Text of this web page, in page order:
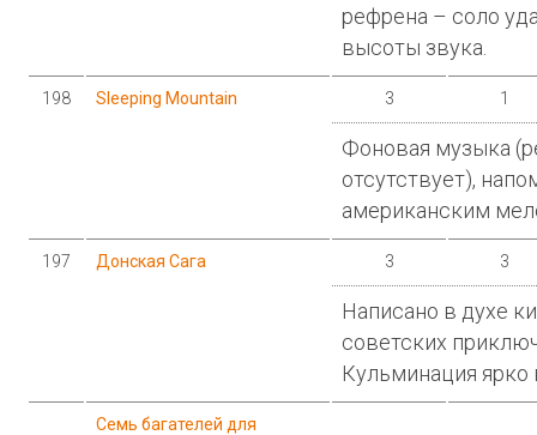
рефрена – соло
высоты звука.
198 Sleeping Mountain 3 1
Фоновая музыка
отсутствует),
американским
197 Донская Сага 3 3
Написано в духе
советских
Кульминация
Семь багателей для